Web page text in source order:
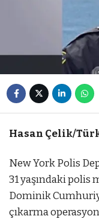
Hasan Çelik/
New York Polis
31 yaşındaki polis
Dominik
çıkarma